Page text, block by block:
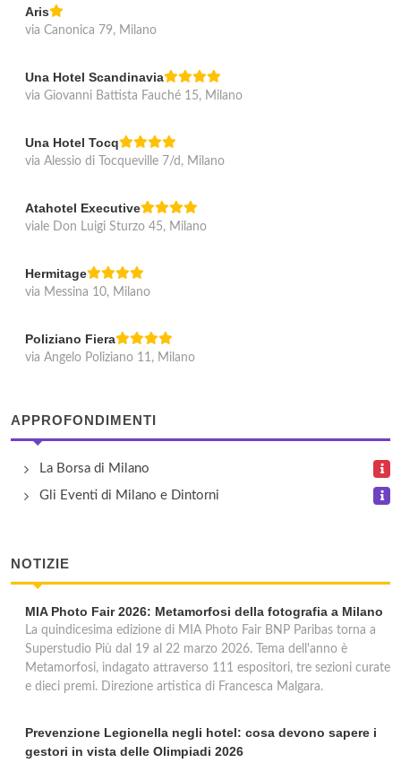
Aris
via Canonica 79, Milano
Una Hotel Scandinavia
via Giovanni Battista Fauché 15, Milano
Una Hotel Tocq
via Alessio di Tocqueville 7/d, Milano
Atahotel Executive
viale Don Luigi Sturzo 45, Milano
Hermitage
via Messina 10, Milano
Poliziano Fiera
via Angelo Poliziano 11, Milano
APPROFONDIMENTI
La Borsa di Milano
Gli Eventi di Milano e Dintorni
NOTIZIE
MIA Photo Fair 2026: Metamorfosi della fotografia a Milano
La quindicesima edizione di MIA Photo Fair BNP Paribas torna a
Superstudio Più dal 19 al 22 marzo 2026. Tema dell'anno è
Metamorfosi, indagato attraverso 111 espositori, tre sezioni curate
e dieci premi. Direzione artistica di Francesca Malgara.
Prevenzione Legionella negli hotel: cosa devono sapere i
gestori in vista delle Olimpiadi 2026